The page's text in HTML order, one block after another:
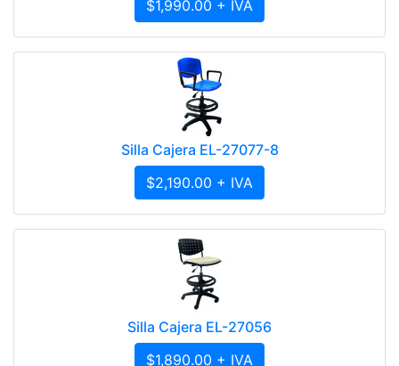
$1,990.00 + IVA
Silla Cajera EL-27077-8
$2,190.00 + IVA
Silla Cajera EL-27056
$1,890.00 + IVA